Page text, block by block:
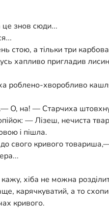
знов сюди...
стою, а тільки три
хапливо пригладив
роблено-хворобливо
О, на! — Старчиха
— Лізеш, нечиста
і пішла.
свого кривого
хіба не можна
карячкуватий, а то
кривого.